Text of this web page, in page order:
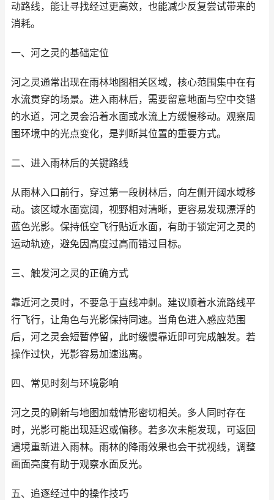
动路线，能让寻找经过更高效，也能减少反复尝试带来的
消耗。
一、河之灵的基础定位
河之灵通常出现在雨林地图相关区域，核心范围集中在有
水流贯穿的场景。进入雨林后，需要留意地面与空中交错
的水道，河之灵会沿着水面或水流上方缓慢移动。观察周
围环境中的光点变化，是判断其位置的重要方式。
二、进入雨林后的关键路线
从雨林入口前行，穿过第一段树林后，向左侧开阔水域移
动。该区域水面宽阔，视野相对清晰，更容易发现漂浮的
蓝色光影。保持低空飞行贴近水面，有助于锁定河之灵的
运动轨迹，避免因高度过高而错过目标。
三、触发河之灵的正确方式
靠近河之灵时，不要急于直线冲刺。建议顺着水流路线平
行飞行，让角色与光影保持同速。当角色进入感应范围
后，河之灵会短暂停留，此时缓慢靠近即可完成触发。若
操作过快，光影容易加速逃离。
四、常见时刻与环境影响
河之灵的刷新与地图加载情形密切相关。多人同时存在
时，光影可能出现延迟或偏移。若多次未能发现，可返回
遇境重新进入雨林。雨林的降雨效果也会干扰视线，调整
画面亮度有助于观察水面反光。
五、追逐经过中的操作技巧